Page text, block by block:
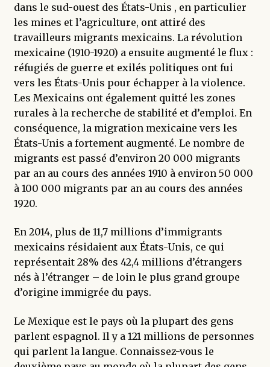
dans le sud-ouest des États-Unis , en particulier
les mines et l’agriculture, ont attiré des
travailleurs migrants mexicains. La révolution
mexicaine (1910-1920) a ensuite augmenté le flux :
réfugiés de guerre et exilés politiques ont fui
vers les États-Unis pour échapper à la violence.
Les Mexicains ont également quitté les zones
rurales à la recherche de stabilité et d’emploi. En
conséquence, la migration mexicaine vers les
États-Unis a fortement augmenté. Le nombre de
migrants est passé d’environ 20 000 migrants
par an au cours des années 1910 à environ 50 000
à 100 000 migrants par an au cours des années
1920.
En 2014, plus de 11,7 millions d’immigrants
mexicains résidaient aux États-Unis, ce qui
représentait 28% des 42,4 millions d’étrangers
nés à l’étranger – de loin le plus grand groupe
d’origine immigrée du pays.
Le Mexique est le pays où la plupart des gens
parlent espagnol. Il y a 121 millions de personnes
qui parlent la langue. Connaissez-vous le